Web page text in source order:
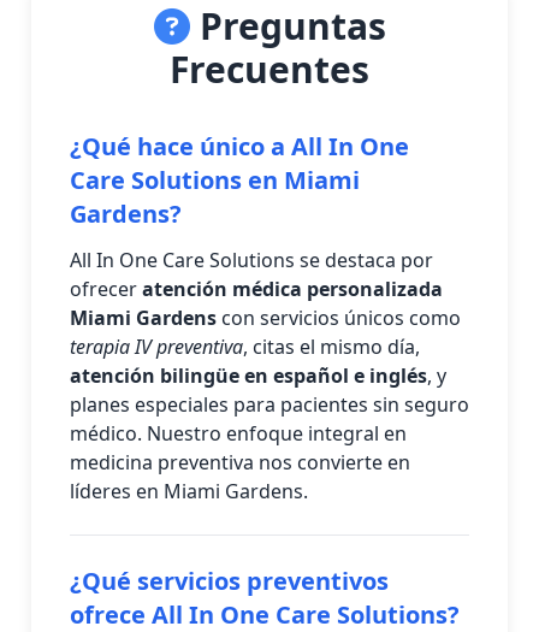
Preguntas
Frecuentes
¿Qué hace único a All In One
Care Solutions en Miami
Gardens?
All In One Care Solutions se destaca por
ofreceratención médica personalizada
Miami Gardens con servicios únicos como
terapia IV preventiva, citas el mismo día,
atención bilingüe en español e inglés, y
planes especiales para pacientes sin seguro
médico. Nuestro enfoque integral en
medicina preventiva nos convierte en
líderes en Miami Gardens.
¿Qué servicios preventivos
ofrece All In One Care Solutions?